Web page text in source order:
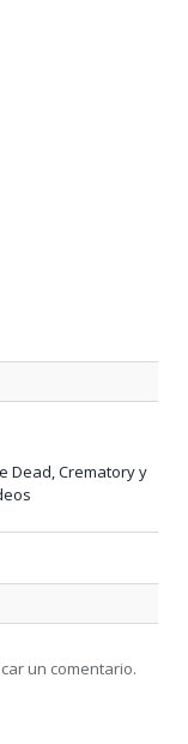
Dead, Crematory y
un comentario.